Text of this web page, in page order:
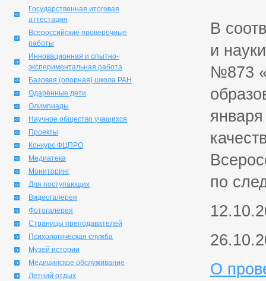
Государственная итоговая
аттестация
Всероссийские проверочные
работы
Инновационная и опытно-
экспериментальная работа
Базовая (опорная) школа РАН
Одарённые дети
Олимпиады
Научное общество учащихся
Проекты
Конкурс ФЦПРО
Медиатека
Мониторинг
Для поступающих
Видеогалерея
Фотогалерея
Страницы преподавателей
Психологическая служба
Музей истории
Медицинское обслуживание
Летний отдых
В
и
№873
по
О